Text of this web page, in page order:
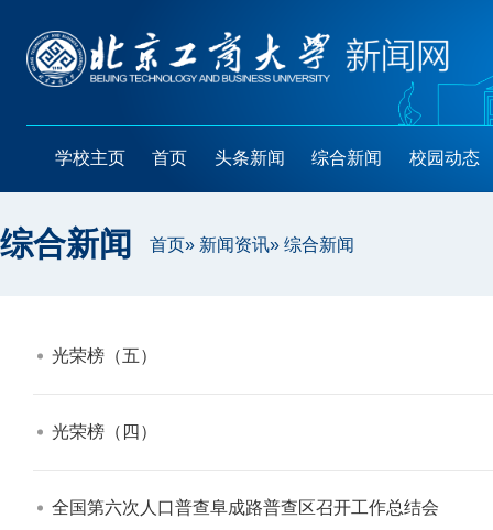
学校主页 首页 头条新闻 综合新闻 校园动态
综合新闻 首页» 新闻资讯» 综合新闻
光荣榜（五）​
光荣榜（四）​
全国第六次人口普查阜成路普查区召开工作总结会​